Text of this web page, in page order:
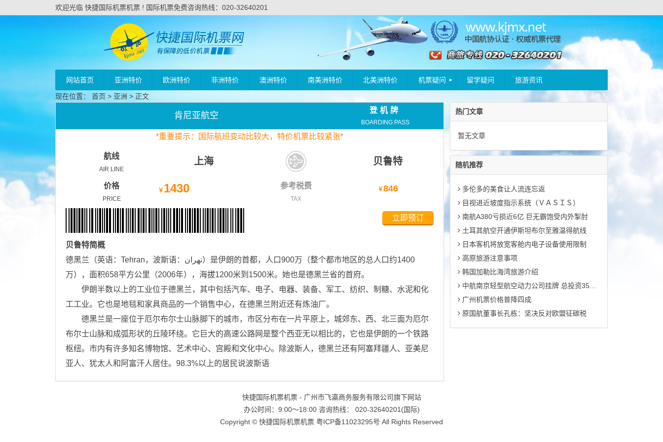
欢迎光临 快捷国际机票机票 ! 国际机票免费咨询热线：020-32640201
网站首页 亚洲特价 欧洲特价 非洲特价 澳洲特价 南美洲特价 北美洲特价 机票疑问 留学疑问 旅游资讯
现在位置： 首页 > 亚洲 > 正文
肯尼亚航空
登机牌
BOARDING PASS
*重要提示：国际航班变动比较大，特价机票比较紧张*
航线
AIR LINE
上海 贝鲁特
价格
PRICE
￥ 1430 参考税费
TAX
￥846
立即预订
贝鲁特简概
德黑兰（英语：Tehran，波斯语：تهران‎）是伊朗的首都，人口900万（整个都市地区的总人口约1400
万），面积658平方公里（2006年），海拔1200米到1500米。她也是德黑兰省的首府。
伊朗半数以上的工业位于德黑兰，其中包括汽车、电子、电器、装备、军工、纺织、制糖、水泥和化
工工业。它也是地毯和家具商品的一个销售中心，在德黑兰附近还有炼油厂。
德黑兰是一座位于厄尔布尔士山脉脚下的城市，市区分布在一片平原上，城郊东、西、北三面为厄尔
布尔士山脉和成弧形状的丘陵环绕。它巨大的高速公路网是整个西亚无以相比的，它也是伊朗的一个铁路
枢纽。市内有许多知名博物馆、艺术中心、宫殿和文化中心。除波斯人，德黑兰还有阿塞拜疆人、亚美尼
亚人、犹太人和阿富汗人居住。98.3%以上的居民说波斯语
热门文章
暂无文章
随机推荐
多伦多的美食让人流连忘返
目视进近坡度指示系统（ＶＡＳＩＳ）
南航A380亏损近6亿 巨无霸饱受内外掣肘
土耳其航空开通伊斯坦布尔至雅温得航线
日本客机将放宽客舱内电子设备使用限制
高原旅游注意事项
韩国加勒比海湾旅游介绍
中航南京轻型航空动力公司挂牌 总投资35亿元
广州机票价格普降四成
原国航董事长孔栋：坚决反对欧盟征碳税
快捷国际机票机票 - 广州市飞瀛商务服务有限公司旗下网站
办公时间：9:00～18:00 咨询热线： 020-32640201(国际)
Copyright © 快捷国际机票机票 粤ICP备11023295号 All Rights Reserved